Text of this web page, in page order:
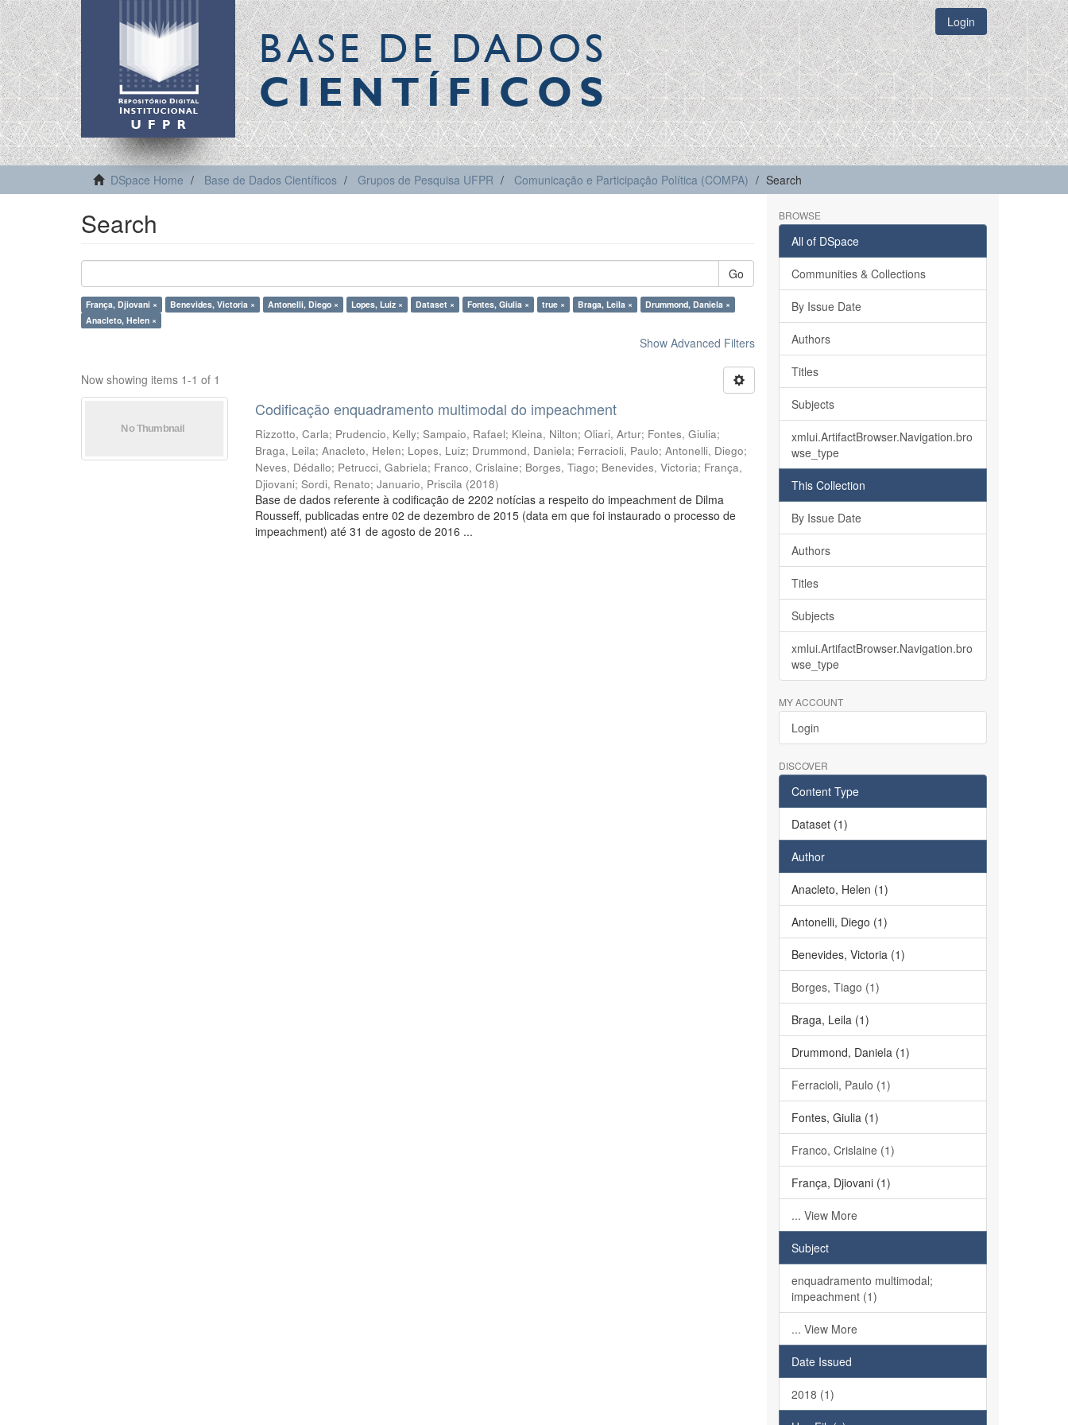
BASE DE DADOS
CIENTÍFICOS
Login
DSpace Home Base de Dados Científicos Grupos de Pesquisa UFPR Comunicação e Participação Política (COMPA) Search
Search
Go
França, Djiovani × Benevides, Victoria × Antonelli, Diego × Lopes, Luiz × Dataset × Fontes, Giulia × true × Braga, Leila ×
Drummond, Daniela ×
Anacleto, Helen ×
Show Advanced Filters
Now showing items 1-1 of 1
Codificação enquadramento multimodal do impeachment
Rizzotto, Carla; Prudencio, Kelly;Sampaio, Rafael; Kleina, Nilton;Oliari, Artur; Fontes, Giulia;
Braga, Leila;Anacleto, Helen; Lopes, Luiz; Drummond, Daniela; Ferracioli, Paulo;Antonelli, Diego;
Neves, Dédallo; Petrucci, Gabriela; Franco, Crislaine; Borges, Tiago; Benevides, Victoria; França,
Djiovani;Sordi, Renato;Januario, Priscila (2018)
Base de dados referente à codificação de 2202 notícias a respeito do impeachment de Dilma
Rousseff, publicadas entre 02 de dezembro de 2015 (data em que foi instaurado o processo de
impeachment) até 31 de agosto de 2016 ...
BROWSE
All of DSpace
Communities & Collections
By Issue Date
Authors
Titles
Subjects
xmlui.ArtifactBrowser.Navigation.bro
wse_type
This Collection
By Issue Date
Authors
Titles
Subjects
xmlui.ArtifactBrowser.Navigation.bro
wse_type
MY ACCOUNT
Login
DISCOVER
Content Type
Dataset (1)
Author
Anacleto, Helen (1)
Antonelli, Diego (1)
Benevides, Victoria (1)
Borges, Tiago (1)
Braga, Leila (1)
Drummond, Daniela (1)
Ferracioli, Paulo (1)
Fontes, Giulia (1)
Franco, Crislaine (1)
França, Djiovani (1)
... View More
Subject
enquadramento multimodal;
impeachment (1)
... View More
Date Issued
2018 (1)